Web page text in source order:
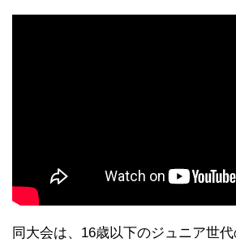
同大会は、16歳以下のジュニア世代